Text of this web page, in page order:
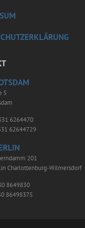
5
6264470
62644729
201
Charlottenburg-Wilmersdorf
8649830
86498375